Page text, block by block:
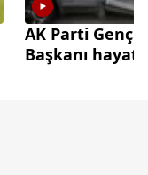
AK Parti
Başkanı